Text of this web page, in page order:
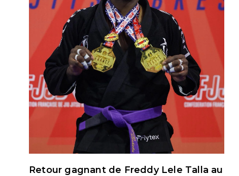
Retour gagnant de Freddy Lele Talla au